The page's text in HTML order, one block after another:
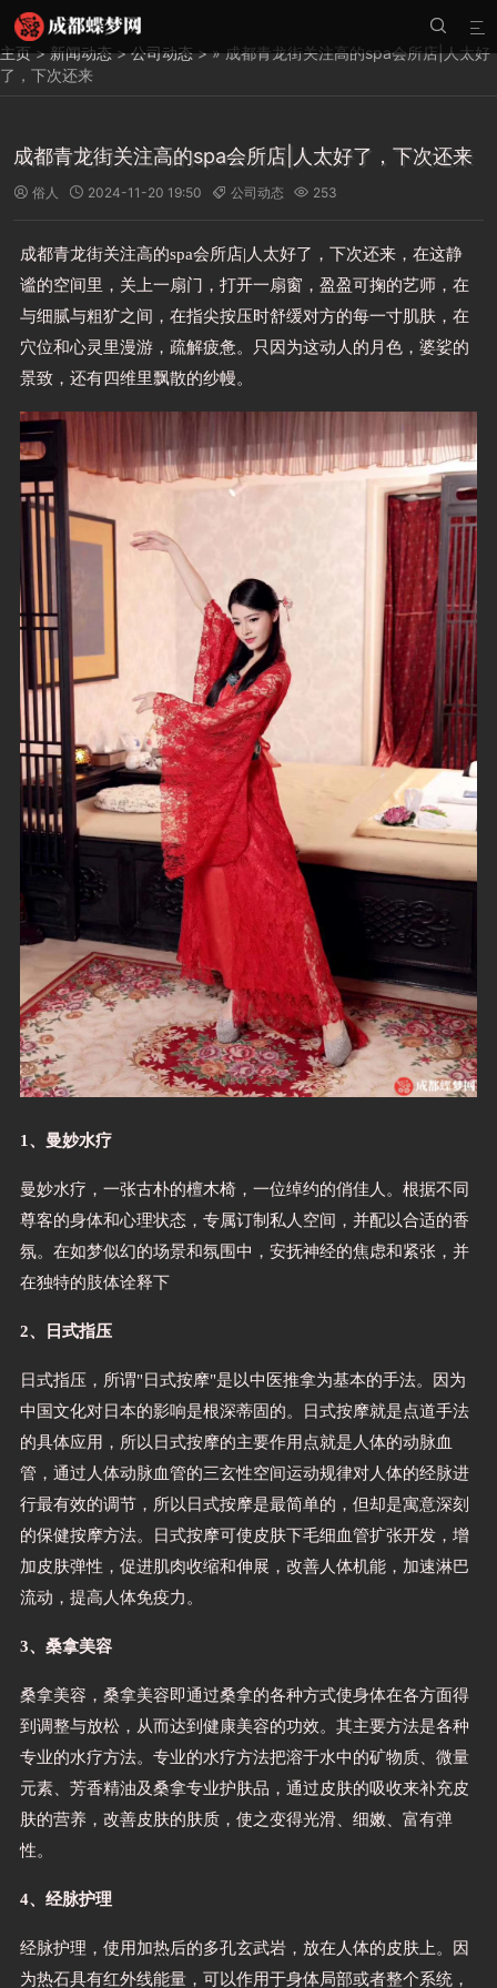


主页>新闻动态>公司动态> » 成都青龙街关注高的spa会所店|人太好
了，下次还来
成都青龙街关注高的spa会所店|人太好了，下次还来
 俗人  2024-11-20 19:50  公司动态  253
成都青龙街关注高的spa会所店|人太好了，下次还来，在这静
谧的空间里，关上一扇门，打开一扇窗，盈盈可掬的艺师，在
与细腻与粗犷之间，在指尖按压时舒缓对方的每一寸肌肤，在
穴位和心灵里漫游，疏解疲惫。只因为这动人的月色，婆娑的
景致，还有四维里飘散的纱幔。
1、曼妙水疗
曼妙水疗，一张古朴的檀木椅，一位绰约的俏佳人。根据不同
尊客的身体和心理状态，专属订制私人空间，并配以合适的香
氛。在如梦似幻的场景和氛围中，安抚神经的焦虑和紧张，并
在独特的肢体诠释下
2、日式指压
日式指压，所谓"日式按摩"是以中医推拿为基本的手法。因为
中国文化对日本的影响是根深蒂固的。日式按摩就是点道手法
的具体应用，所以日式按摩的主要作用点就是人体的动脉血
管，通过人体动脉血管的三玄性空间运动规律对人体的经脉进
行最有效的调节，所以日式按摩是最简单的，但却是寓意深刻
的保健按摩方法。日式按摩可使皮肤下毛细血管扩张开发，增
加皮肤弹性，促进肌肉收缩和伸展，改善人体机能，加速淋巴
流动，提高人体免疫力。
3、桑拿美容
桑拿美容，桑拿美容即通过桑拿的各种方式使身体在各方面得
到调整与放松，从而达到健康美容的功效。其主要方法是各种
专业的水疗方法。专业的水疗方法把溶于水中的矿物质、微量
元素、芳香精油及桑拿专业护肤品，通过皮肤的吸收来补充皮
肤的营养，改善皮肤的肤质，使之变得光滑、细嫩、富有弹
性。
4、经脉护理
经脉护理，使用加热后的多孔玄武岩，放在人体的皮肤上。因
为热石具有红外线能量，可以作用于身体局部或者整个系统，